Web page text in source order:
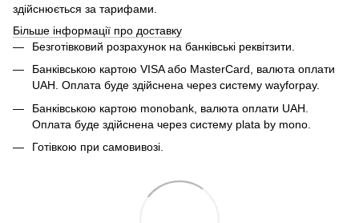
здійснюється за тарифами.
Більше інформації про доставку
Безготівковий розрахунок на банківські реквітзити.
Банківською картою VISA або MasterCard, валюта оплати
UAH. Оплата буде здійснена через систему wayforpay.
Банківською картою monobank, валюта оплати UAH.
Оплата буде здійснена через систему plata by mono.
Готівкою при самовивозі.